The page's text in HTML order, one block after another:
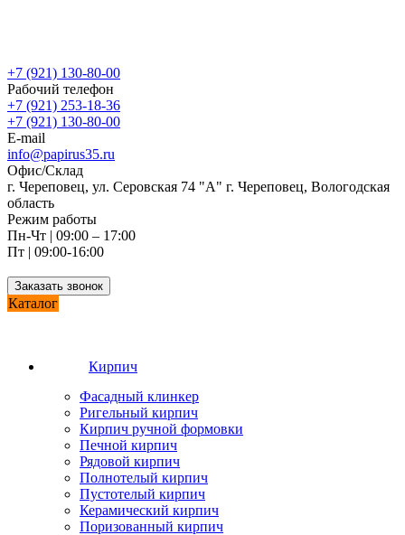
+7 (921) 130-80-00
Рабочий телефон
+7 (921) 253-18-36
+7 (921) 130-80-00
E-mail
info@papirus35.ru
Офис/Склад
г. Череповец, ул. Серовская 74 "А" г. Череповец, Вологодская
область
Режим работы
Пн-Чт | 09:00 – 17:00
Пт | 09:00-16:00
Заказать звонок
Каталог
Кирпич
Фасадный клинкер
Ригельный кирпич
Кирпич ручной формовки
Печной кирпич
Рядовой кирпич
Полнотелый кирпич
Пустотелый кирпич
Керамический кирпич
Поризованный кирпич